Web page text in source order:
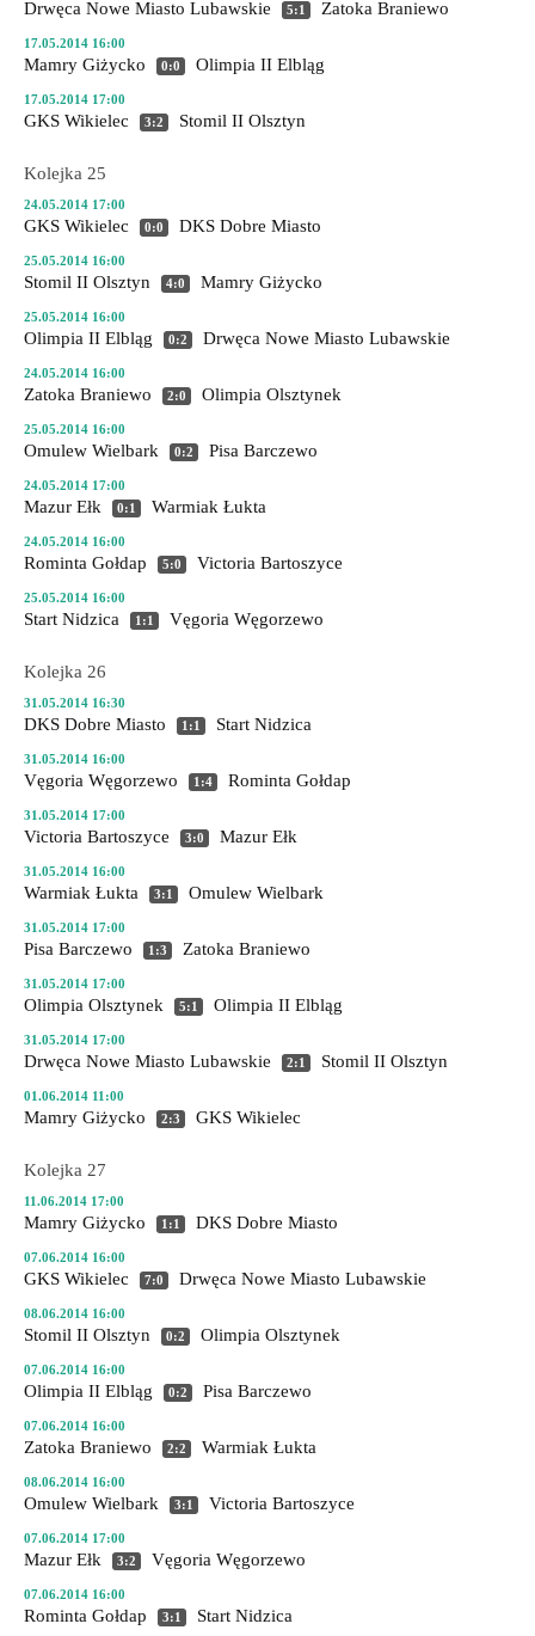
Drwęca Nowe Miasto Lubawskie 5:1 Zatoka Braniewo
17.05.2014 16:00
Mamry Giżycko 0:0 Olimpia II Elbląg
17.05.2014 17:00
GKS Wikielec 3:2 Stomil II Olsztyn
Kolejka 25
24.05.2014 17:00
GKS Wikielec 0:0 DKS Dobre Miasto
25.05.2014 16:00
Stomil II Olsztyn 4:0 Mamry Giżycko
25.05.2014 16:00
Olimpia II Elbląg 0:2 Drwęca Nowe Miasto Lubawskie
24.05.2014 16:00
Zatoka Braniewo 2:0 Olimpia Olsztynek
25.05.2014 16:00
Omulew Wielbark 0:2 Pisa Barczewo
24.05.2014 17:00
Mazur Ełk 0:1 Warmiak Łukta
24.05.2014 16:00
Rominta Gołdap 5:0 Victoria Bartoszyce
25.05.2014 16:00
Start Nidzica 1:1 Vęgoria Węgorzewo
Kolejka 26
31.05.2014 16:30
DKS Dobre Miasto 1:1 Start Nidzica
31.05.2014 16:00
Vęgoria Węgorzewo 1:4 Rominta Gołdap
31.05.2014 17:00
Victoria Bartoszyce 3:0 Mazur Ełk
31.05.2014 16:00
Warmiak Łukta 3:1 Omulew Wielbark
31.05.2014 17:00
Pisa Barczewo 1:3 Zatoka Braniewo
31.05.2014 17:00
Olimpia Olsztynek 5:1 Olimpia II Elbląg
31.05.2014 17:00
Drwęca Nowe Miasto Lubawskie 2:1 Stomil II Olsztyn
01.06.2014 11:00
Mamry Giżycko 2:3 GKS Wikielec
Kolejka 27
11.06.2014 17:00
Mamry Giżycko 1:1 DKS Dobre Miasto
07.06.2014 16:00
GKS Wikielec 7:0 Drwęca Nowe Miasto Lubawskie
08.06.2014 16:00
Stomil II Olsztyn 0:2 Olimpia Olsztynek
07.06.2014 16:00
Olimpia II Elbląg 0:2 Pisa Barczewo
07.06.2014 16:00
Zatoka Braniewo 2:2 Warmiak Łukta
08.06.2014 16:00
Omulew Wielbark 3:1 Victoria Bartoszyce
07.06.2014 17:00
Mazur Ełk 3:2 Vęgoria Węgorzewo
07.06.2014 16:00
Rominta Gołdap 3:1 Start Nidzica